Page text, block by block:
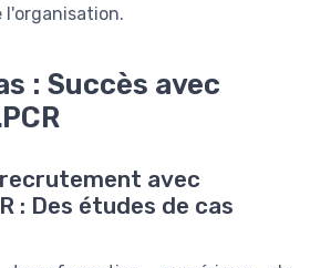
l'organisation.
: Succès avec
avec
: Des études de cas